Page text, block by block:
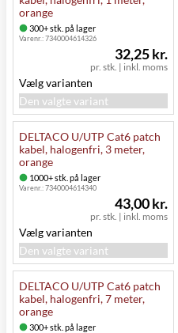
orange
300+ stk. på lager
Varenr.:7340004614326
pr. stk. | inkl. moms
32,25 kr.
Vælg varianten
Den valgte variant
DELTACO U/UTP Cat6 patch
kabel, halogenfri, 3 meter,
orange
1000+ stk. på lager
Varenr.:7340004614340
pr. stk. | inkl. moms
43,00 kr.
Vælg varianten
Den valgte variant
DELTACO U/UTP Cat6 patch
kabel, halogenfri, 7 meter,
orange
300+ stk. på lager